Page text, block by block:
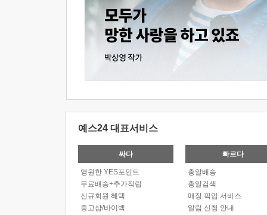
예스24 대표서비스
싸다
영원한 YES포인트
무료배송+추가적립
신규회원 혜택
중고샵/바이백
빠르다
총알배송
총알검색
매장 픽업 서비스
알림 신청 안내